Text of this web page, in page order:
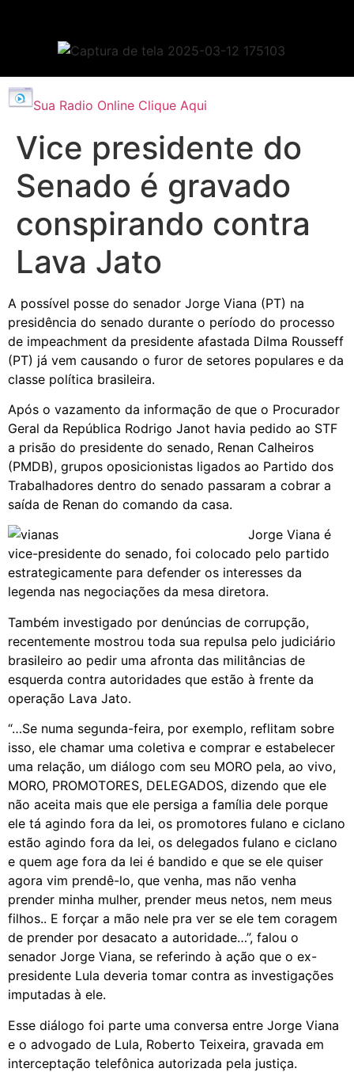
Sua Radio Online Clique Aqui
Vice presidente do
Senado é gravado
conspirando contra
Lava Jato
A possível posse do senador Jorge Viana (PT) na
presidência do senado durante o período do processo
de impeachment da presidente afastada Dilma Rousseff
(PT) já vem causando o furor de setores populares e da
classe política brasileira.
Após o vazamento da informação de que o Procurador
Geral da República Rodrigo Janot havia pedido ao STF
a prisão do presidente do senado, Renan Calheiros
(PMDB), grupos oposicionistas ligados ao Partido dos
Trabalhadores dentro do senado passaram a cobrar a
saída de Renan do comando da casa.
Jorge Viana é
vice-presidente do senado, foi colocado pelo partido
estrategicamente para defender os interesses da
legenda nas negociações da mesa diretora.
Também investigado por denúncias de corrupção,
recentemente mostrou toda sua repulsa pelo judiciário
brasileiro ao pedir uma afronta das militâncias de
esquerda contra autoridades que estão à frente da
operação Lava Jato.
“…Se numa segunda-feira, por exemplo, reflitam sobre
isso, ele chamar uma coletiva e comprar e estabelecer
uma relação, um diálogo com seu MORO pela, ao vivo,
MORO, PROMOTORES, DELEGADOS, dizendo que ele
não aceita mais que ele persiga a família dele porque
ele tá agindo fora da lei, os promotores fulano e ciclano
estão agindo fora da lei, os delegados fulano e ciclano
e quem age fora da lei é bandido e que se ele quiser
agora vim prendê-lo, que venha, mas não venha
prender minha mulher, prender meus netos, nem meus
filhos.. E forçar a mão nele pra ver se ele tem coragem
de prender por desacato a autoridade…”, falou o
senador Jorge Viana, se referindo à ação que o ex-
presidente Lula deveria tomar contra as investigações
imputadas à ele.
Esse diálogo foi parte uma conversa entre Jorge Viana
e o advogado de Lula, Roberto Teixeira, gravada em
interceptação telefônica autorizada pela justiça.